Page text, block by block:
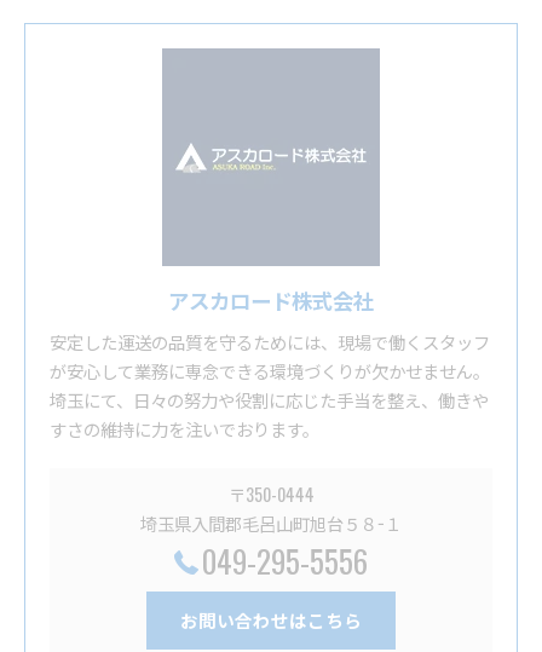
アスカロード株式会社
安定した運送の品質を守るためには、現場で働くスタッフ
が安心して業務に専念できる環境づくりが欠かせません。
埼玉にて、日々の努力や役割に応じた手当を整え、働きや
すさの維持に力を注いでおります。
〒350-0444
埼玉県入間郡毛呂山町旭台５８−１
049-295-5556
お問い合わせはこちら